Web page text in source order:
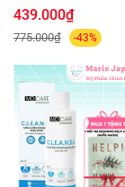
Sáng Mờ Thâm
Hộp 55g - TẶNG
439.000₫
775.000₫ -43%